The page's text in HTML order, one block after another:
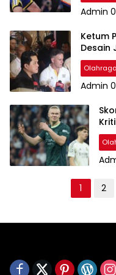
Admin
Ketum
Desain
Olahraga
Admin
g
n
1 2